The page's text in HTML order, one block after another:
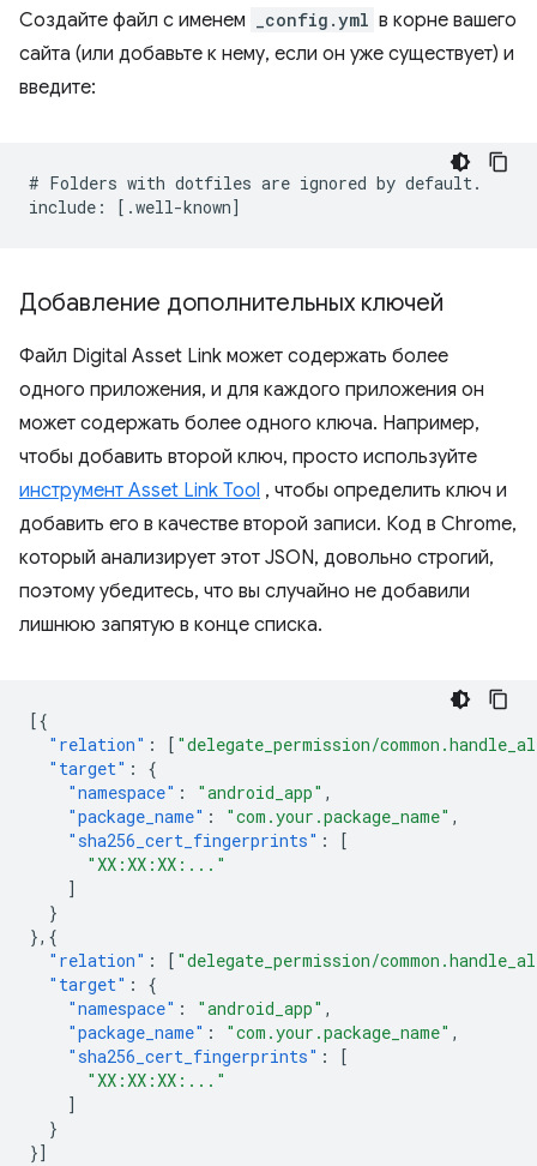
Создайте файл с именем
_config.yml в корне вашего
сайта (или добавьте к нему, если он уже существует) и
введите:
# Folders with dotfiles are ignored by default.
Добавление дополнительных ключей
Файл Digital Asset Link может содержать более
одного приложения, и для каждого приложения он
может содержать более одного ключа. Например,
чтобы добавить второй ключ, просто используйте
инструмент Asset Link Tool , чтобы определить ключ и
добавить его в качестве второй записи. Код в Chrome,
который анализирует этот JSON, довольно строгий,
поэтому убедитесь, что вы случайно не добавили
лишнюю запятую в конце списка.
[{
"relation" : [ "delegate_permission/
"target" :
{
"namespace" : "android_app" ,
"package_name" : "com.your.package_name" ,
"sha256_cert_fingerprints" :
[
"XX:XX:XX:..."
]
}
},{
"relation" : [ "delegate_permission/
"target" :
{
"namespace" : "android_app" ,
"package_name" : "com.your.package_name" ,
"sha256_cert_fingerprints" :
[
"XX:XX:XX:..."
]
}
}]